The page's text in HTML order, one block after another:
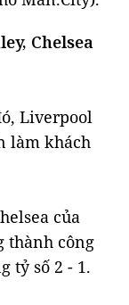
Chelsea
Liverpool
làm khách
của
thành công
tỷ số 2 - 1.